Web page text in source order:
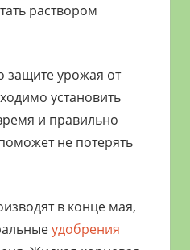
раствором
защите урожая от
установить
и правильно
не потерять
в конце мая,
удобрения